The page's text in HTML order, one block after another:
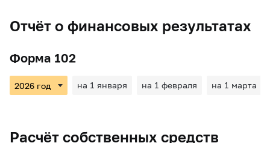
Отчёт о финансовых результатах
Форма 102
на 1 января на 1 февраля на 1 марта
Расчёт собственных средств